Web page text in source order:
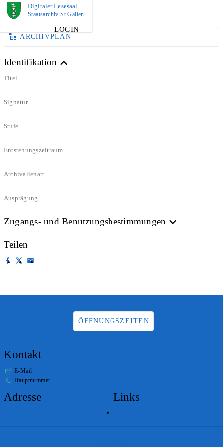
Digitaler Lesesaal
Staatsarchiv St.Gallen
LOGIN
BUCH
ARCHIVPLAN
Identifikation
Titel
Signatur
Stufe
Entstehungszeitraum
Archivalienart
Ausprägung
Zugangs- und Benutzungsbestimmungen
Teilen
ÖFFNUNGSZEITEN
Kontakt
E-Mail
Hauptnummer
Adresse Links